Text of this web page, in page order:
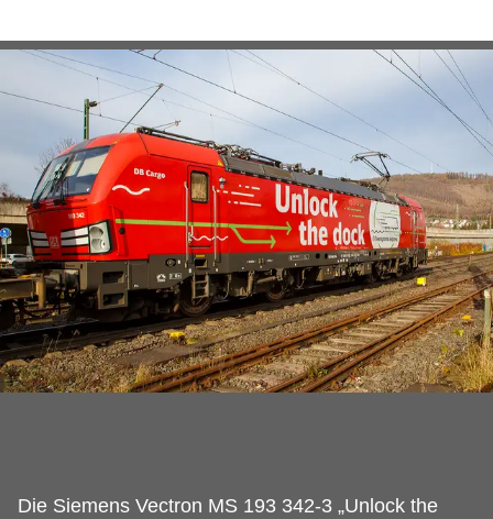
Die Siemens Vectron MS 193 342-3 „Unlock the